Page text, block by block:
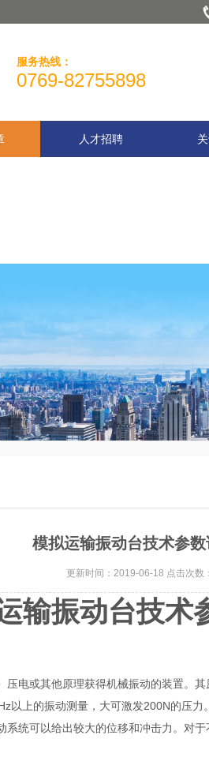
服务热线：
0769-82755898
人才招聘
模拟运输振动台技术参
更新时间：2019-06-18 点击次数
输振动台技术
电或其他原理获得机械振动的装置。
以上的振动测量，大可激发200N的压
统可以给出较大的位移和冲击力。对